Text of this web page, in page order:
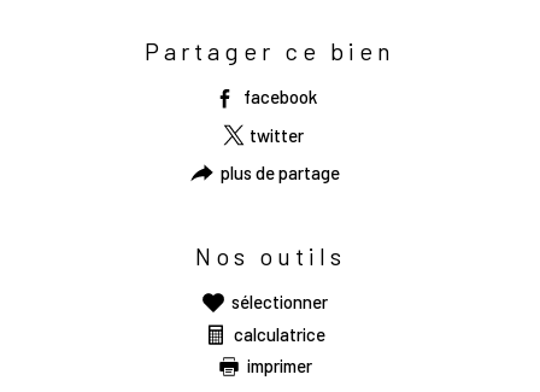
Partager ce bien
facebook
twitter
plus de partage
Nos outils
sélectionner
calculatrice
imprimer